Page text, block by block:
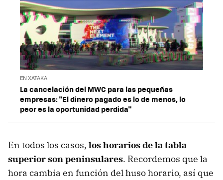
EN XATAKA
La cancelación del MWC para las pequeñas
empresas: "El dinero pagado es lo de menos, lo
peor es la oportunidad perdida"
En todos los casos, los horarios de la tabla
superior son peninsulares. Recordemos que la
hora cambia en función del huso horario, así que